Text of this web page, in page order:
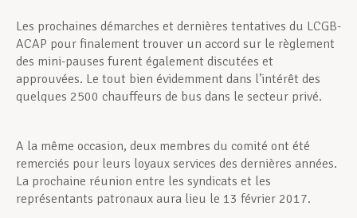
Les prochaines démarches et dernières tentatives du LCGB-
ACAP pour finalement trouver un accord sur le règlement
des mini-pauses furent également discutées et
approuvées. Le tout bien évidemment dans l’intérêt des
quelques 2500 chauffeurs de bus dans le secteur privé.
A la même occasion, deux membres du comité ont été
remerciés pour leurs loyaux services des dernières années.
La prochaine réunion entre les syndicats et les
représentants patronaux aura lieu le 13 février 2017.